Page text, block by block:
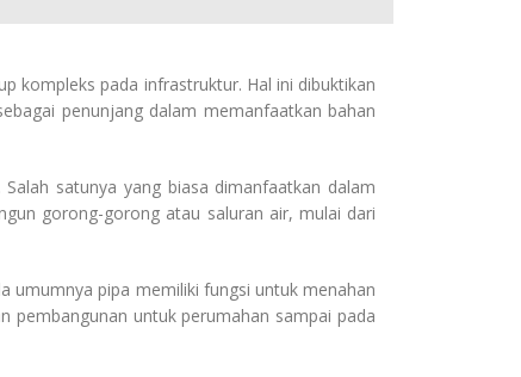
kompleks pada infrastruktur. Hal ini dibuktikan
penunjang dalam memanfaatkan bahan
satunya yang biasa dimanfaatkan dalam
gorong-gorong atau saluran air, mulai dari
umumnya pipa memiliki fungsi untuk menahan
pembangunan untuk perumahan sampai pada